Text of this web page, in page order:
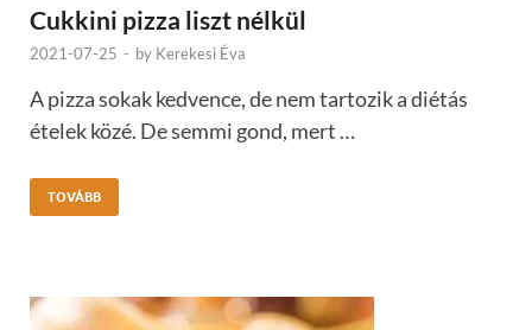
Cukkini pizza liszt nélkül
2021-07-25 - by Kerekesi Éva
A pizza sokak kedvence, de nem tartozik a diétás
ételek közé. De semmi gond, mert …
TOVÁBB